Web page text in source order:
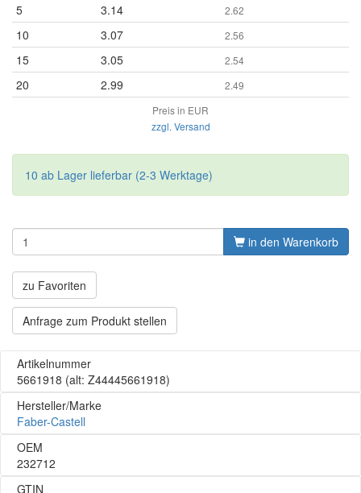
5 3.14 2.62
10 3.07 2.56
15 3.05 2.54
20 2.99
2.49
Preis in EUR
zzgl. Versand
10 ab Lager lieferbar (2-3 Werktage)
in den Warenkorb
zu Favoriten
Anfrage zum Produkt stellen
Artikelnummer
5661918 (alt: Z44445661918)
Hersteller/Marke
Faber-Castell
OEM
232712
GTIN